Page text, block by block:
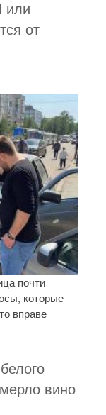
или
от
почти
которые
вправе
вино